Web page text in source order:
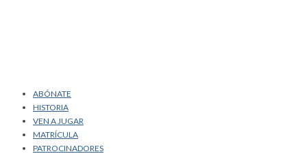
ABÓNATE
HISTORIA
VEN A JUGAR
MATRÍCULA
PATROCINADORES